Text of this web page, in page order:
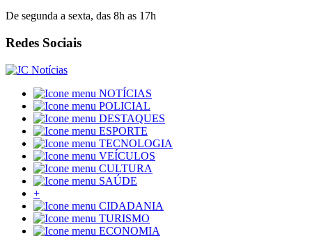
De segunda a sexta, das 8h as 17h
Redes Sociais
NOTÍCIAS
POLICIAL
DESTAQUES
ESPORTE
TECNOLOGIA
VEÍCULOS
CULTURA
SAÚDE
+
CIDADANIA
TURISMO
ECONOMIA